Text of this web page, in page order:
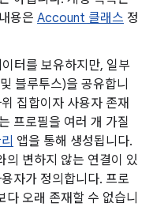
용은 Account 클래스 정
터를 보유하지만, 일부
블루투스)을 공유합니
집합이자 사용자 존재
프로필을 여러 개 가질
앱을 통해 생성됩니다.
의 변하지 않는 연결이 있
자가 정의합니다. 프로
오래 존재할 수 없습니